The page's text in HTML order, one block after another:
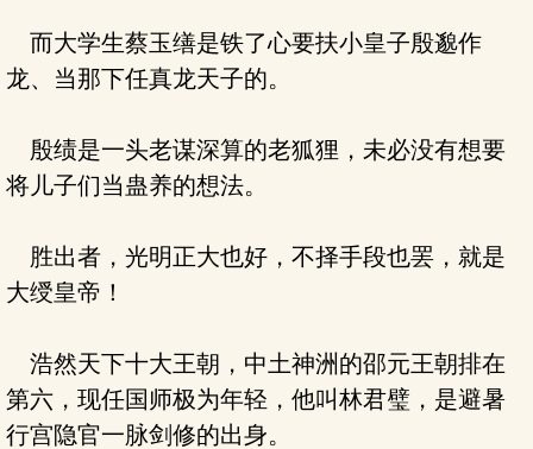
而大学生蔡玉缮是铁了心要扶小皇子殷邈作
龙、当那下任真龙天子的。
殷绩是一头老谋深算的老狐狸，未必没有想要
将儿子们当蛊养的想法。
胜出者，光明正大也好，不择手段也罢，就是
大绶皇帝！
浩然天下十大王朝，中土神洲的邵元王朝排在
第六，现任国师极为年轻，他叫林君璧，是避暑
行宫隐官一脉剑修的出身。